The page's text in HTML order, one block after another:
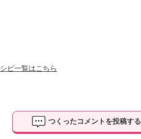
ピ一覧はこちら
つくったコメントを投稿する